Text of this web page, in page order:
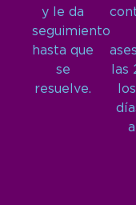
y le da
seguimiento
hasta que
se
resuelve.
las